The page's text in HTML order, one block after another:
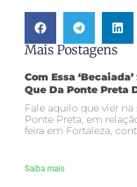
Mais Postagens
Com Essa
Que Da Ponte Preta
Fale aquilo que vier na
Ponte Preta, em
feira em Fortaleza,
Saiba mais